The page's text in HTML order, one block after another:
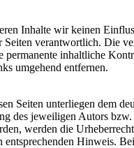
Inhalte wir keinen
verantwortlich. Die
inhaltliche
umgehend entfernen.
Seiten unterliegen dem
des jeweiligen Autors
werden die
Hinweis.